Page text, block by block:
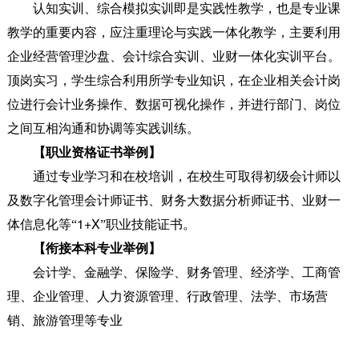
认知实训、综合模拟实训即是实践性教学，也是专业课
教学的重要内容，应注重理论与实践一体化教学，主要利用
企业经营管理沙盘、会计综合实训、业财一体化实训平台。
顶岗实习，学生综合利用所学专业知识，在企业相关会计岗
位进行会计业务操作、数据可视化操作，并进行部门、岗位
之间互相沟通和协调等实践训练。
【职业资格证书举例】
通过专业学习和在校培训，在校生可取得初级会计师以
及数字化管理会计师证书、财务大数据分析师证书、业财一
体信息化等“1+X”职业技能证书。
【衔接本科专业举例】
会计学、金融学、保险学、财务管理、经济学、工商管
理、企业管理、人力资源管理、行政管理、法学、市场营
销、旅游管理等专业